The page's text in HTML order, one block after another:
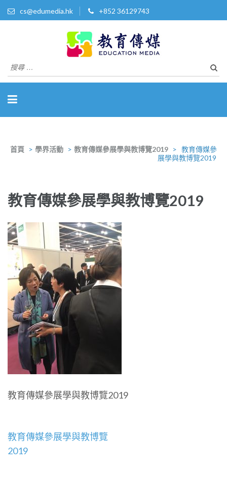
cs@edumedia.hk +852 36129743
教育傳媒集團有限公司
搜
尋
首頁 > 學界活動 > 教育傳媒參展學與教博覽2019 > 教育傳媒參
展學與教博覽2019
教育傳媒參展學與教博覽2019
教育傳媒參展學與教博覽2019
文
章
教育傳媒參展學與教博覽
2019